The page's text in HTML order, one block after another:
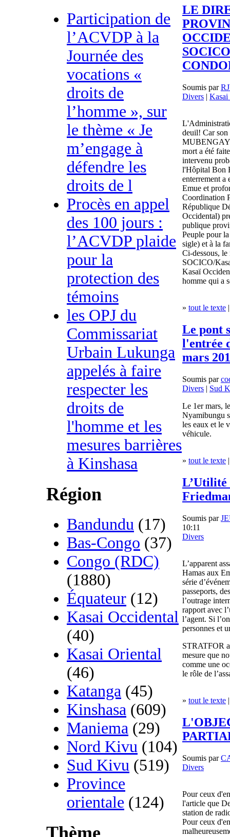
Participation de
l’ACVDP à la
Journée des
vocations «
droits de
l’homme », sur
le thème « Je
m’engage à
défendre les
droits de l
Procès en appel
des 100 jours :
l’ACVDP plaide
pour la
protection des
témoins
les OPJ du
Commissariat
Urbain Lukunga
appelés à faire
respecter les
droits de
l'homme et les
mesures barrières
à Kinshasa
Région
Bandundu (17)
Bas-Congo (37)
Congo (RDC)
(1880)
Équateur (12)
Kasai Occidental
(40)
Kasai Oriental
(46)
Katanga (45)
Kinshasa (609)
Maniema (29)
Nord Kivu (104)
Sud Kivu (519)
Province
orientale (124)
LE
Soumis par
Divers | Kasai
deuil! Car
mort a été
intervenu
l'Hôpital Bon
enterrement a
Emue et
Coordination
République
Occidental)
publique
Peuple pour
sigle) et à la
Ci-dessous, le
SOCICO/
Kasaï
homme qui a
» tout le texte
Le pont
l'entrée
mars
Soumis par
Divers | Sud
Le 1er mars,
Nyamibungu
les eaux et le
véhicule.
» tout le texte
L’Utilité
Soumis par
10:11
Divers
L’apparent
Hamas aux
série
passeports,
l’outrage
rapport avec
l’agent. Si
personnes et
STRATFOR a
mesure que
comme une
le rôle de
» tout le texte
Soumis par
Divers
Pour ceux
l'article que
station de
Pour ceux